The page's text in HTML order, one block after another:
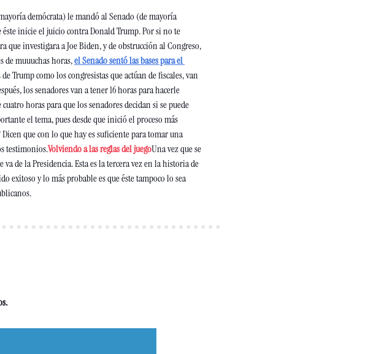
demócrata) le mandó al Senado (de mayoría
inicie el juicio contra Donald Trump. Por si no te
que investigara a Joe Biden, y de obstrucción al Congreso,
de muuuchas horas, el Senado sentó las bases para el
Trump como los congresistas que actúan de fiscales, van
los senadores van a tener 16 horas para hacerle
horas para que los senadores decidan si se puede
el tema, pues desde que inició el proceso más
que con lo que hay es suficiente para tomar una
testimonios.Volviendo a las reglas del juegoUna vez que se
de la Presidencia. Esta es la tercera vez en la historia de
exitoso y lo más probable es que éste tampoco lo sea